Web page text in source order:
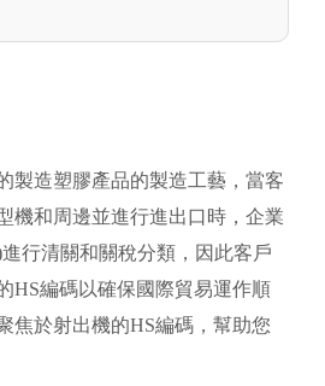
製造塑膠產品的製造工藝，當客
機和周邊並進行進出口時，企業
進行清關和關稅分類，因此客戶
HS編碼以確保國際貿易運作順
焦於射出機的HS編碼，幫助您